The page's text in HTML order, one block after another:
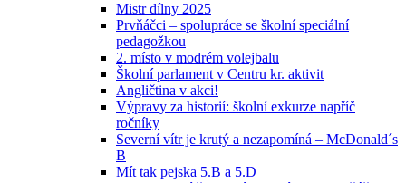
Mistr dílny 2025
Prvňáčci – spolupráce se školní speciální
pedagožkou
2. místo v modrém volejbalu
Školní parlament v Centru kr. aktivit
Angličtina v akci!
Výpravy za historií: školní exkurze napříč
ročníky
Severní vítr je krutý a nezapomíná – McDonald´s
B
Mít tak pejska 5.B a 5.D